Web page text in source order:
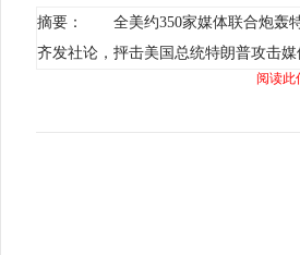
摘要： 全美约350家媒体联合炮轰
齐发社论，抨击美国总统特朗普攻击媒
阅读此